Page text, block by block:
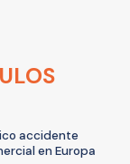
accidente
en Europa